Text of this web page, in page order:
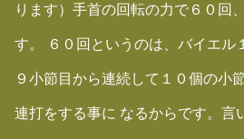
ります）手首の回転の力で６０回
す。 ６０回というのは、バイエル
９小節目から連続して１０個の小
連打をする事に なるからです。言